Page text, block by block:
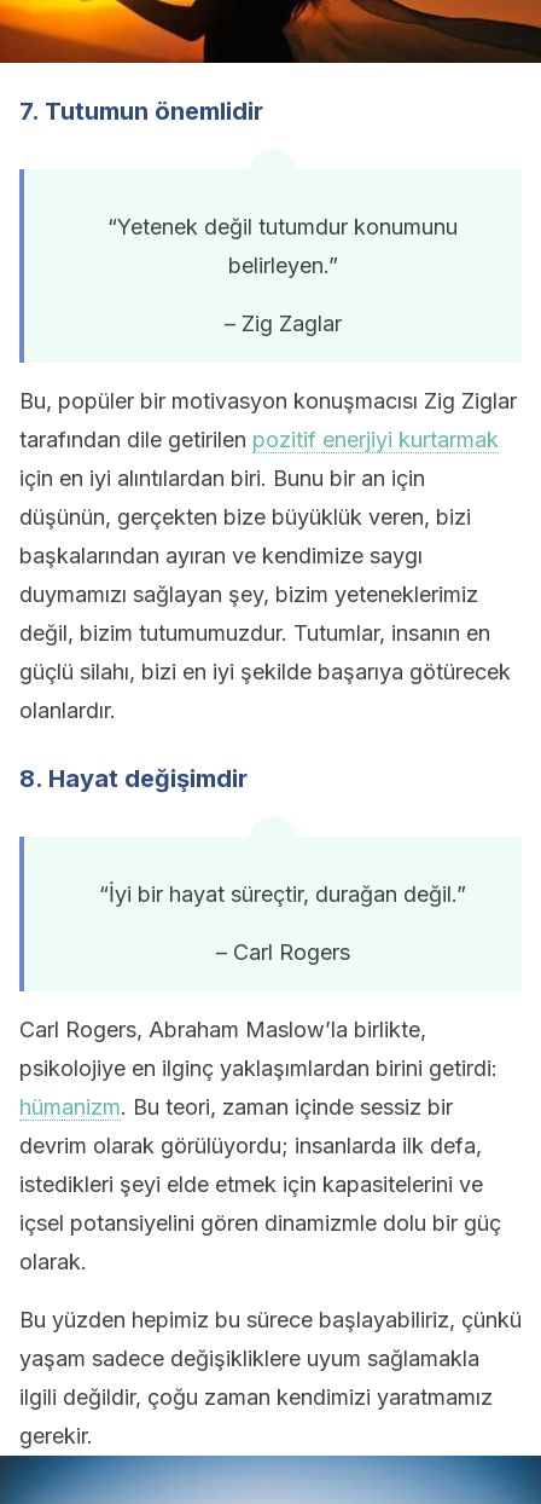
7. Tutumun önemlidir
“Yetenek değil tutumdur konumunu
belirleyen.”
– Zig Zaglar
Bu, popüler bir motivasyon konuşmacısı Zig Ziglar
tarafından dile getirilen pozitif enerjiyi kurtarmak
için en iyi alıntılardan biri. Bunu bir an için
düşünün, gerçekten bize büyüklük veren, bizi
başkalarından ayıran ve kendimize saygı
duymamızı sağlayan şey, bizim yeteneklerimiz
değil, bizim tutumumuzdur. Tutumlar, insanın en
güçlü silahı, bizi en iyi şekilde başarıya götürecek
olanlardır.
8. Hayat değişimdir
“İyi bir hayat süreçtir, durağan değil.”
– Carl Rogers
Carl Rogers, Abraham Maslow’la birlikte,
psikolojiye en ilginç yaklaşımlardan birini getirdi:
hümanizm. Bu teori, zaman içinde sessiz bir
devrim olarak görülüyordu; insanlarda ilk defa,
istedikleri şeyi elde etmek için kapasitelerini ve
içsel potansiyelini gören dinamizmle dolu bir güç
olarak.
Bu yüzden hepimiz bu sürece başlayabiliriz, çünkü
yaşam sadece değişikliklere uyum sağlamakla
ilgili değildir, çoğu zaman kendimizi yaratmamız
gerekir.